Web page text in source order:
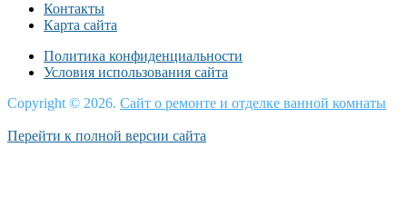
Контакты
Карта сайта
Политика конфиденциальности
Условия использования сайта
Copyright © 2026. Сайт о ремонте и отделке ванной комнаты
Перейти к полной версии сайта